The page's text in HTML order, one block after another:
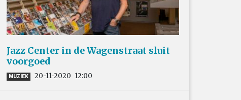
Jazz Center in de Wagenstraat sluit
voorgoed
MUZIEK 20-11-2020 12:00